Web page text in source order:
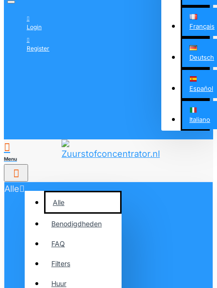
Login
Register
Français
Deutsch
Español
Italiano
Alle
Alle
Benodigdheden
FAQ
Filters
Huur